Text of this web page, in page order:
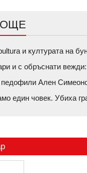
ОЩЕ
и културата на
и с обръснати
Ален
един човек. Убиха